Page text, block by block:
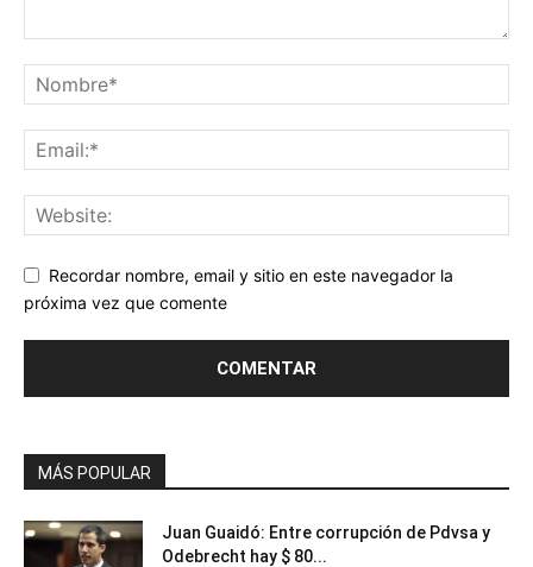
Recordar nombre, email y sitio en este navegador la
próxima vez que comente
MÁS POPULAR
Juan Guaidó: Entre corrupción de Pdvsa y
Odebrecht hay $ 80...